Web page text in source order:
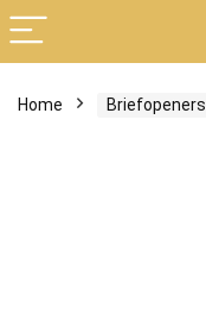
Home Briefopeners